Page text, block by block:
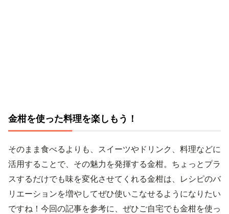
金柑を使った料理を楽しもう！
そのまま食べるよりも、スイーツやドリンク、料理などに
活用することで、その魅力を発揮する金柑。ちょっとプラ
スするだけでも味を変化させてくれる金柑は、レシピのバ
リエーションを増やしてぜひ使いこなせるようになりたい
ですね！今回の記事を参考に、ぜひご自宅でも金柑を使っ